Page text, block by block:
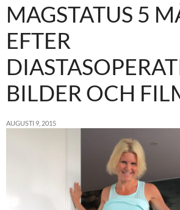
MAGSTATUS 5
EFTER
BILDER OCH
AUGUSTI 9, 2015